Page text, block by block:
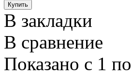
В закладки
В сравнение
Показано с 1